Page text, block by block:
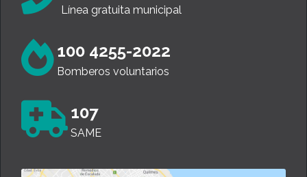
Línea gratuita municipal
100 4255-2022
Bomberos voluntarios
107
SAME